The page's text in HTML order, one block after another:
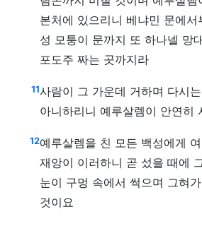
본처에 있으리니 베냐민 문에
성 모퉁이 문까지 또 하나넬 망
포도주 짜는 곳까지라
11사람이 그 가운데 거하며 다시
아니하리니 예루살렘이 안연히
12예루살렘을 친 모든 백성에게
재앙이 이러하니 곧 섰을 때에
눈이 구멍 속에서 썩으며 그혀
것이요